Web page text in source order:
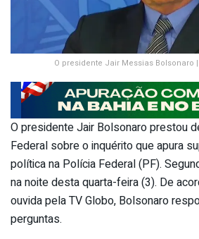
O presidente Jair Messias Bolsonaro
O presidente Jair Bolsonaro prestou
Federal sobre o inquérito que apura
política na Polícia Federal (PF).
na noite desta quarta-feira (3). De
ouvida pela TV Globo, Bolsonaro
perguntas.